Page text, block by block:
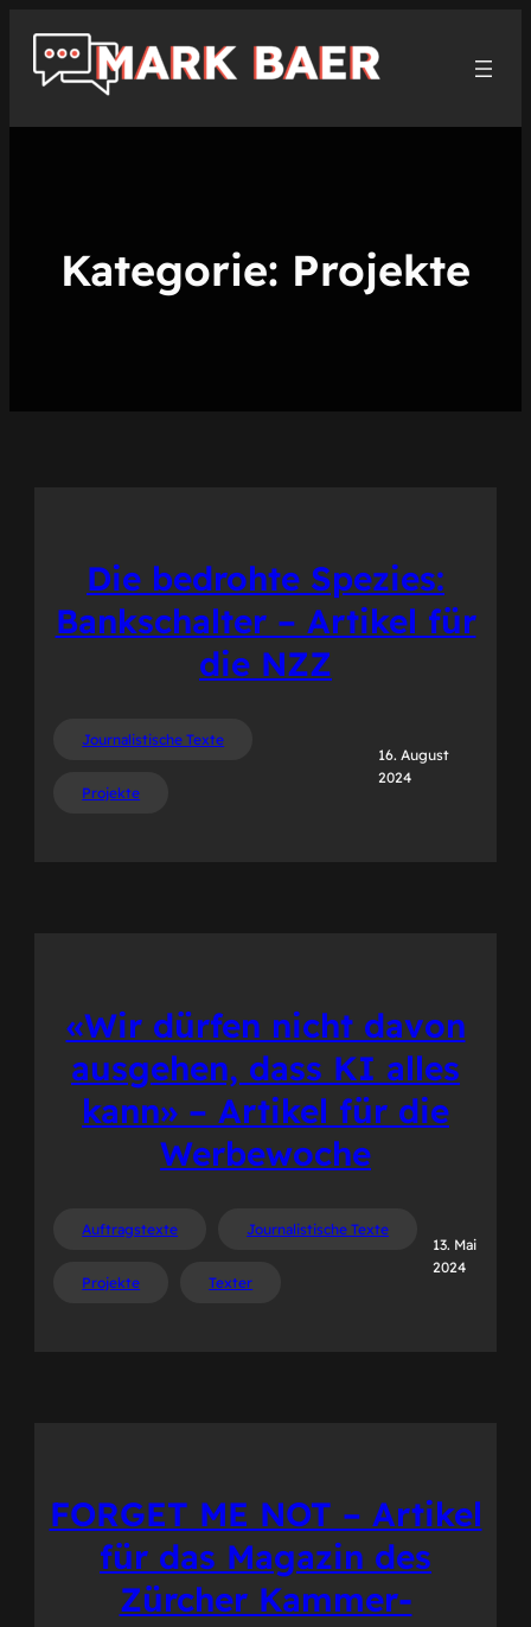
Inhalt
springen
Kategorie: Projekte
Die bedrohte Spezies:
Bankschalter – Artikel für
die NZZ
Journalistische Texte
Projekte
16. August
2024
«Wir dürfen nicht davon
ausgehen, dass KI alles
kann» – Artikel für die
Werbewoche
Auftragstexte Journalistische Texte
Projekte Texter
13. Mai
2024
FORGET ME NOT – Artikel
für das Magazin des
Zürcher Kammer-